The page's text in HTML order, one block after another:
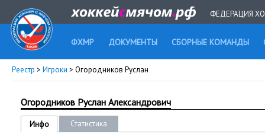
ФЕДЕРАЦИЯ
ФХМР ДОКУМЕНТЫ СБОРНЫЕ КОМАНДЫ
Реестр > Игроки > Огородников Руслан
Огородников Руслан Александрович
Инфо
Статистика